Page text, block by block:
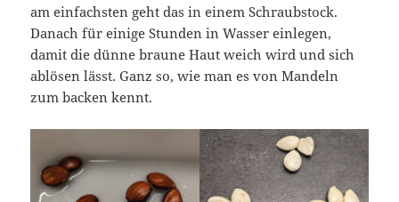
am einfachsten geht das in einem Schraubstock.
Danach für einige Stunden in Wasser einlegen,
damit die dünne braune Haut weich wird und sich
ablösen lässt. Ganz so, wie man es von Mandeln
zum backen kennt.